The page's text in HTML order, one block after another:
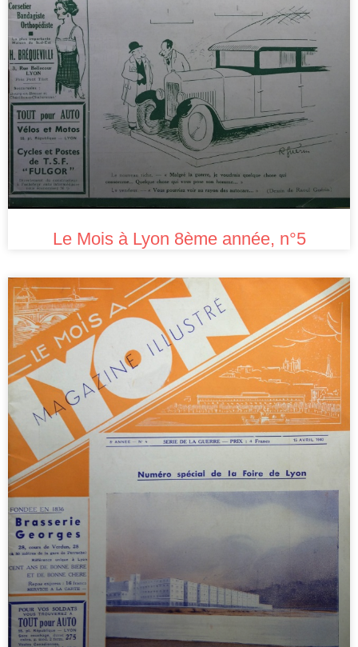
Le Mois à Lyon 8ème année, n°5